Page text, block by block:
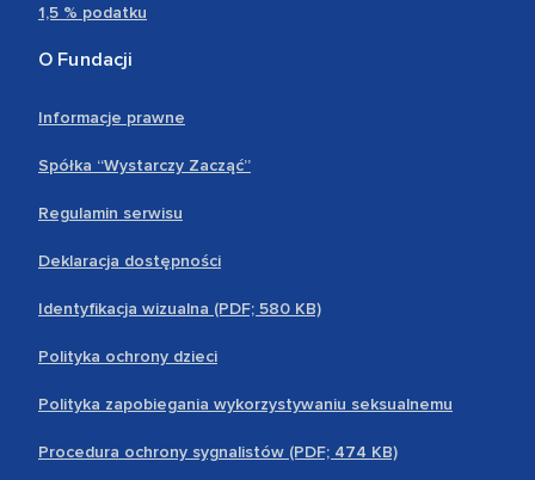
1,5 % podatku
O Fundacji
Informacje prawne
Spółka “Wystarczy Zacząć”
Regulamin serwisu
Deklaracja dostępności
Identyfikacja wizualna (PDF; 580 KB)
Polityka ochrony dzieci
Polityka zapobiegania wykorzystywaniu seksualnemu
Procedura ochrony sygnalistów (PDF; 474 KB)